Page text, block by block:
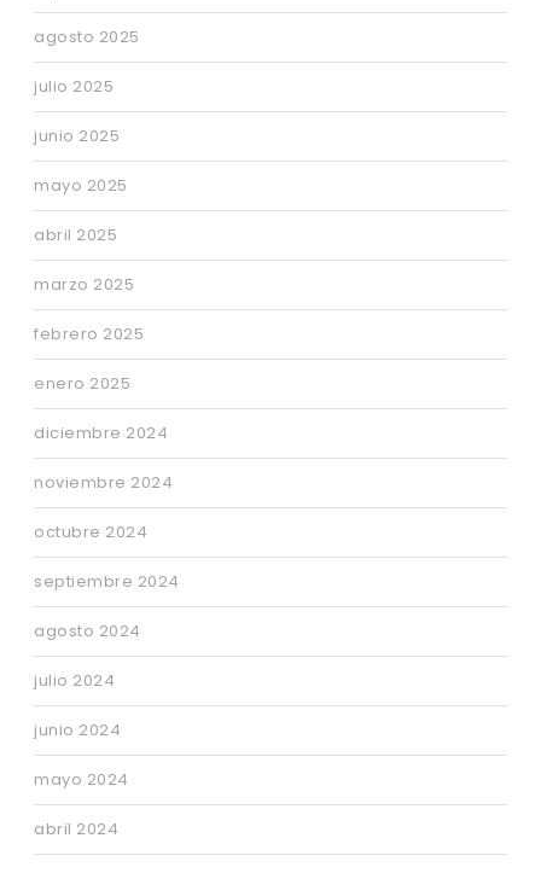
agosto 2025
julio 2025
junio 2025
mayo 2025
abril 2025
marzo 2025
febrero 2025
enero 2025
diciembre 2024
noviembre 2024
octubre 2024
septiembre 2024
agosto 2024
julio 2024
junio 2024
mayo 2024
abril 2024